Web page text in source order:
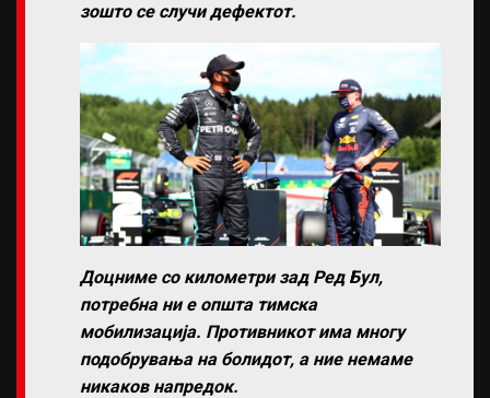
зошто се случи дефектот.
Доцниме со километри зад Ред Бул,
потребна ни е општа тимска
мобилизација. Противникот има многу
подобрувања на болидот, а ние немаме
никаков напредок.